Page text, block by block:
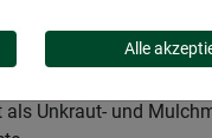
aus 100%
als Unkraut- und
Alle